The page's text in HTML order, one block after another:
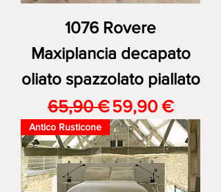
1076 Rovere
Maxiplancia decapato
oliato spazzolato piallato
Prezzo regolare
65,90 €Prezzo scontato
59,90 €
Antico Rusticone